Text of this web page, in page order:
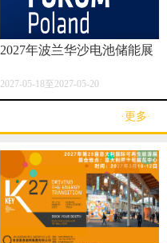
2027年波兰华沙电池储能展
2027-05-18至2027-05-20
·更多·